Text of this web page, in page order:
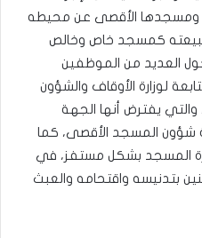
ومسجدها الأقصى عن محيطه
كمسجد خاص وخالص
العديد من الموظفين
لوزارة الأوقاف والشؤون
والتي يفترض أنها الجهة
شؤون المسجد الأقصى، كما
المسجد بشكل مستفز، في
بتدنيسه واقتحامه والعبث